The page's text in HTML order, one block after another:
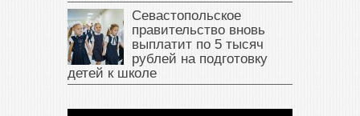
Севастопольское
правительство вновь
выплатит по 5 тысяч
рублей на подготовку
детей к школе